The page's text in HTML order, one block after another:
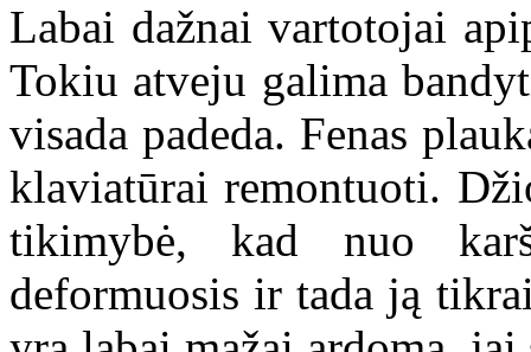
Labai dažnai vartotojai
Tokiu atveju galima
visada padeda. Fenas
klaviatūrai remontuoti.
tikimybė, kad nuo
deformuosis ir tada ją